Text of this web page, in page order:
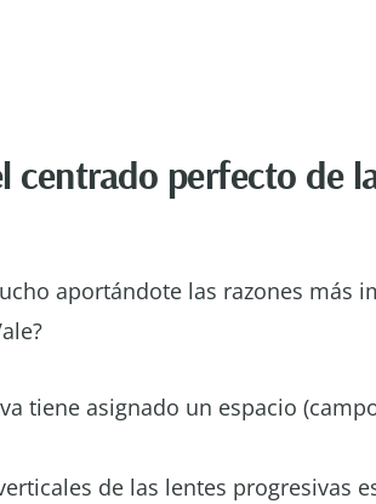
centrado perfecto de
aportándote las razones más
tiene asignado un espacio
de las lentes progresivas